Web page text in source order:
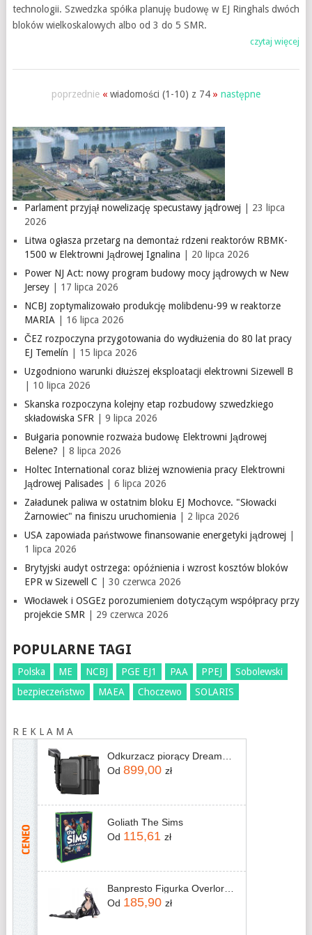
technologii. Szwedzka spółka planuję budowę w EJ Ringhals dwóch
bloków wielkoskalowych albo od 3 do 5 SMR.
czytaj więcej
poprzednie «wiadomości (1-10) z 74 » następne
Parlament przyjął nowelizację specustawy jądrowej | 23 lipca
2026
Litwa ogłasza przetarg na demontaż rdzeni reaktorów RBMK-
1500 w Elektrowni Jądrowej Ignalina | 20 lipca 2026
Power NJ Act: nowy program budowy mocy jądrowych w New
Jersey| 17 lipca 2026
NCBJ zoptymalizowało produkcję molibdenu-99 w reaktorze
MARIA | 16 lipca 2026
ČEZ rozpoczyna przygotowania do wydłużenia do 80 lat pracy
EJ Temelín | 15 lipca 2026
Uzgodniono warunki dłuższej eksploatacji elektrowni Sizewell B
| 10 lipca 2026
Skanska rozpoczyna kolejny etap rozbudowy szwedzkiego
składowiska SFR | 9 lipca 2026
Bułgaria ponownie rozważa budowę Elektrowni Jądrowej
Belene? | 8 lipca 2026
Holtec International coraz bliżej wznowienia pracy Elektrowni
Jądrowej Palisades| 6 lipca 2026
Załadunek paliwa w ostatnim bloku EJ Mochovce. "Słowacki
Żarnowiec" na finiszu uruchomienia | 2 lipca 2026
USA zapowiada państwowe finansowanie energetyki jądrowej
1 lipca 2026
Brytyjski audyt ostrzega: opóźnienia i wzrost kosztów bloków
EPR w Sizewell C | 30 czerwca 2026
Włocławek i OSGEz porozumieniem dotyczącym współpracy przy
projekcie SMR | 29 czerwca 2026
POPULARNE TAGI
Polska ME NCBJ PGE EJ1 PAA PPEJ
Sobolewski
bezpieczeństwo
MAEA Choczewo SOLARIS
R E K L A M A
Od 899,00 zł
Goliath The Sims
Od 115,61 zł
Banpresto Figurka Overlord Relax Time Albedo 18cm
Od 185,90 zł